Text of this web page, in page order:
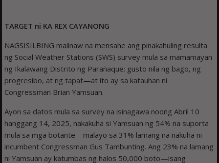
TARGET ni KA REX CAYANONG
NAGSISILBING malinaw na mensahe ang pinakahuling resulta
ng Social Weather Stations (SWS) survey mula sa mamamayan
ng Ikalawang Distrito ng Parañaque: gusto nila ng bago, ng
progresibo, at ng tapat—at ito ay sa katauhan ni
Congressman Brian Yamsuan.
Ayon sa datos mula sa survey na isinagawa noong Abril 10
hanggang 14, 2025, nakakuha si Yamsuan ng 54% na suporta
mula sa mga botante—malayo sa 31% lamang na nakuha ni
incumbent Congressman Gus Tambunting. Ang 23% na lamang
ni Yamsuan ay katumbas ng halos 50,000 boto—isang